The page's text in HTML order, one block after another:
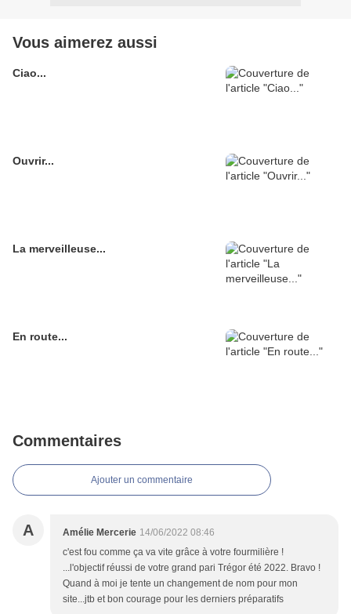
Vous aimerez aussi
Ciao...
Ouvrir...
La merveilleuse...
En route...
Commentaires
Ajouter un commentaire
A Amélie Mercerie 14/06/2022 08:46
c'est fou comme ça va vite grâce à votre fourmilière !
...l'objectif réussi de votre grand pari Trégor été 2022. Bravo !
Quand à moi je tente un changement de nom pour mon
site...jtb et bon courage pour les derniers préparatifs